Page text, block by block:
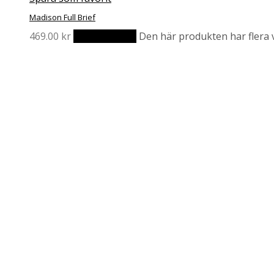
Madison Full Brief
469.00 kr Den här produkten har flera